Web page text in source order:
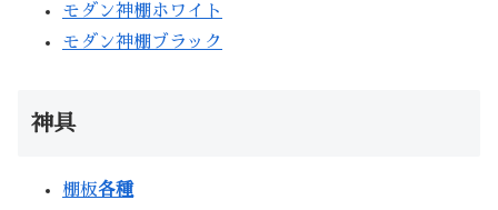
モダン神棚ホワイト
モダン神棚ブラック
神具
棚板各種